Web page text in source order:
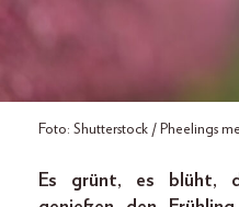
Foto: Shutterstock / Pheelings
Es grünt, es blüht,